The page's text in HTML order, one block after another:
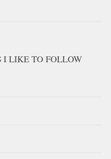
I LIKE TO FOLLOW